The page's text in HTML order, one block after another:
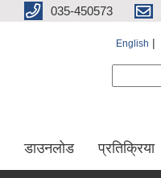
035-450573
English
डाउनलोड प्रतिक्रिया